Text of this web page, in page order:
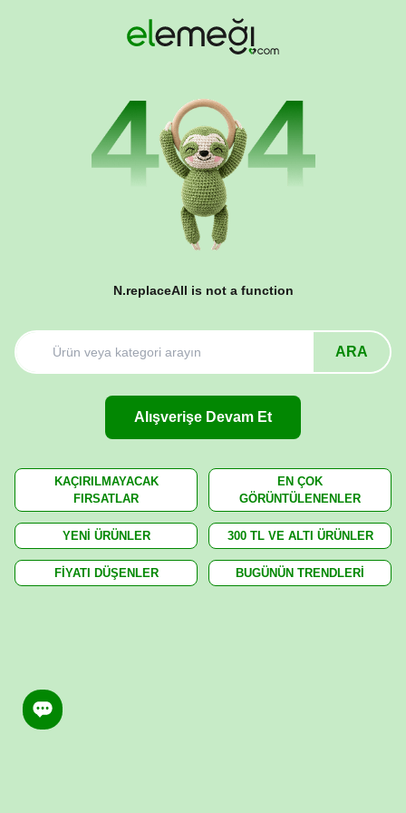
N.replaceAll is not a function
ARA
Alışverişe Devam Et
KAÇIRILMAYACAK
FIRSATLAR
EN ÇOK
GÖRÜNTÜLENENLER
YENİ ÜRÜNLER 300 TL VE ALTI ÜRÜNLER
FİYATI DÜŞENLER BUGÜNÜN TRENDLERİ